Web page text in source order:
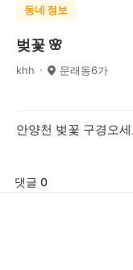
동네 정보
벚꽃 🌸
khh 문래동6가
안양천 벚꽃 구경오
댓글 0